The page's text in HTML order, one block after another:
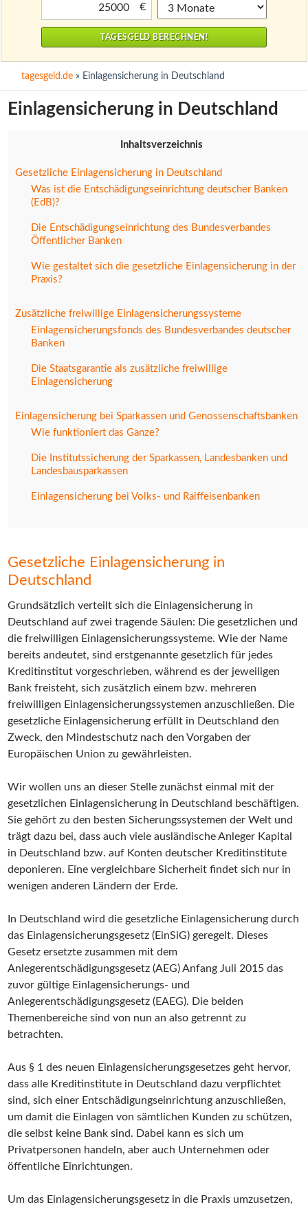
€
tagesgeld.de » Einlagensicherung in Deutschland
Einlagensicherung in Deutschland
Inhaltsverzeichnis
Gesetzliche Einlagensicherung in Deutschland
Was ist die Entschädigungseinrichtung deutscher Banken
(EdB)?
Die Entschädigungseinrichtung des Bundesverbandes
Öffentlicher Banken
Wie gestaltet sich die gesetzliche Einlagensicherung in der
Praxis?
Zusätzliche freiwillige Einlagensicherungssysteme
Einlagensicherungsfonds des Bundesverbandes deutscher
Banken
Die Staatsgarantie als zusätzliche freiwillige
Einlagensicherung
Einlagensicherung bei Sparkassen und Genossenschaftsbanken
Wie funktioniert das Ganze?
Die Institutssicherung der Sparkassen, Landesbanken und
Landesbausparkassen
Einlagensicherung bei Volks- und Raiffeisenbanken
Gesetzliche Einlagensicherung in
Deutschland
Grundsätzlich verteilt sich die Einlagensicherung in
Deutschland auf zwei tragende Säulen: Die gesetzlichen und
die freiwilligen Einlagensicherungssysteme. Wie der Name
bereits andeutet, sind erstgenannte gesetzlich für jedes
Kreditinstitut vorgeschrieben, während es der jeweiligen
Bank freisteht, sich zusätzlich einem bzw. mehreren
freiwilligen Einlagensicherungssystemen anzuschließen. Die
gesetzliche Einlagensicherung erfüllt in Deutschland den
Zweck, den Mindestschutz nach den Vorgaben der
Europäischen Union zu gewährleisten.
Wir wollen uns an dieser Stelle zunächst einmal mit der
gesetzlichen Einlagensicherung in Deutschland beschäftigen.
Sie gehört zu den besten Sicherungssystemen der Welt und
trägt dazu bei, dass auch viele ausländische Anleger Kapital
in Deutschland bzw. auf Konten deutscher Kreditinstitute
deponieren. Eine vergleichbare Sicherheit findet sich nur in
wenigen anderen Ländern der Erde.
In Deutschland wird die gesetzliche Einlagensicherung durch
das Einlagensicherungsgesetz (EinSiG) geregelt. Dieses
Gesetz ersetzte zusammen mit dem
Anlegerentschädigungsgesetz (AEG) Anfang Juli 2015 das
zuvor gültige Einlagensicherungs- und
Anlegerentschädigungsgesetz (EAEG). Die beiden
Themenbereiche sind von nun an also getrennt zu
betrachten.
Aus § 1 des neuen Einlagensicherungsgesetzes geht hervor,
dass alle Kreditinstitute in Deutschland dazu verpflichtet
sind, sich einer Entschädigungseinrichtung anzuschließen,
um damit die Einlagen von sämtlichen Kunden zu schützen,
die selbst keine Bank sind. Dabei kann es sich um
Privatpersonen handeln, aber auch Unternehmen oder
öffentliche Einrichtungen.
Um das Einlagensicherungsgesetz in die Praxis umzusetzen,